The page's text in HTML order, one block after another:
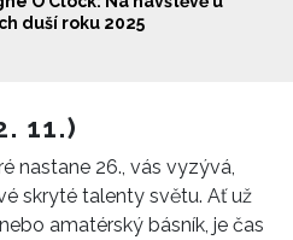
duší roku 2025
11.)
nastane 26., vás vyzývá,
skryté talenty světu. Ať už
amatérský básník, je čas